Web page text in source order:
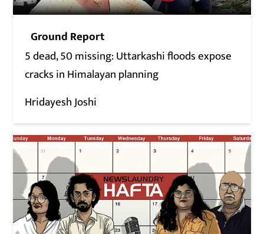
Ground Report
5 dead, 50 missing: Uttarkashi floods expose
cracks in Himalayan planning
Hridayesh Joshi